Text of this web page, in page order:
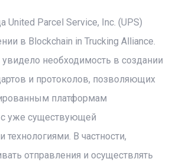
United Parcel Service, Inc. (UPS)
в Blockchain in Trucking Alliance.
необходимость в создании
и протоколов, позволяющих
платформам
с уже существующей
технологиями. В частности,
отправления и осуществлять